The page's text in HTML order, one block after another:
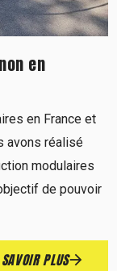
en
en France et
avons réalisé
modulaires
de pouvoir
PLUS